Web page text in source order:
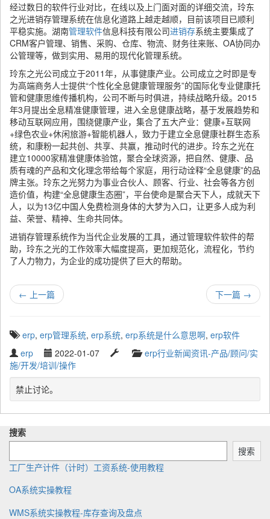
经过数日的软件行业对比，在线以及上门面对面的详细交流，玲东
之光进销存管理系统在信息化道路上越走越顺，目前该项目已顺利
平稳实施。湖南管理软件信息科技有限公司进销存系统主要集成了
CRM客户管理、销售、采购、仓库、物流、财务往来账、OA协同办
公管理等，做到实用、易用的现代化管理系统。
玲东之光公司成立于2011年，从事健康产业。公司成立之时即是专
为高端商务人士提供“个性化全息健康管理服务”的国际化专业健康托
管和健康思维传播机构，公司不断与时俱进，持续战略升级。2015
年3月提出全息精准健康管理，进入全息健康战略，基于发展趋势和
移动互联网应用，围绕健康产业，集合了五大产业：健康+互联网
+绿色农业+休闲旅游+智能机器人，致力于建立全息健康社群生态系
统，和康粉一起共创、共享、共赢，推动时代的进步。玲东之光在
建立10000家精准健康体验馆，聚合全球资源，把自然、健康、品
质有魂的产品和文化理念带给每个家庭，用行动诠释“全息健康”的品
牌主张。玲东之光努力为事业合伙人、顾客、行业、社会等各方创
造价值，构建“全息健康生态圈”，平台使命是聚合天下人，成就天下
人，以为13亿中国人免费检测身体的大梦为入口，让更多人成为利
益、荣誉、精神、生命共同体。
进销存管理系统作为当代企业发展的工具，通过管理软件软件的帮
助，玲东之光的工作效率大幅度提高，更加规范化，流程化，节约
了人力物力，为企业的成功提供了巨大的帮助。
← 上一篇 下一篇 →
T
g
g
e
d
t
h
erp, erp管理系统, erp系统, erp系统是什么意思啊, erp软件
W
r
i
t
t
e
n
b
erp
P
u
b
i
s
2022-01-07
s
u
p
e
C
t
g
o
erp行业新闻资讯-产品/顾问/实
施/开发/培训/操作
禁止讨论。
搜索
搜索
工厂生产计件（计时）工资系统-使用教程
OA系统实操教程
WMS系统实操教程-库存查询及盘点